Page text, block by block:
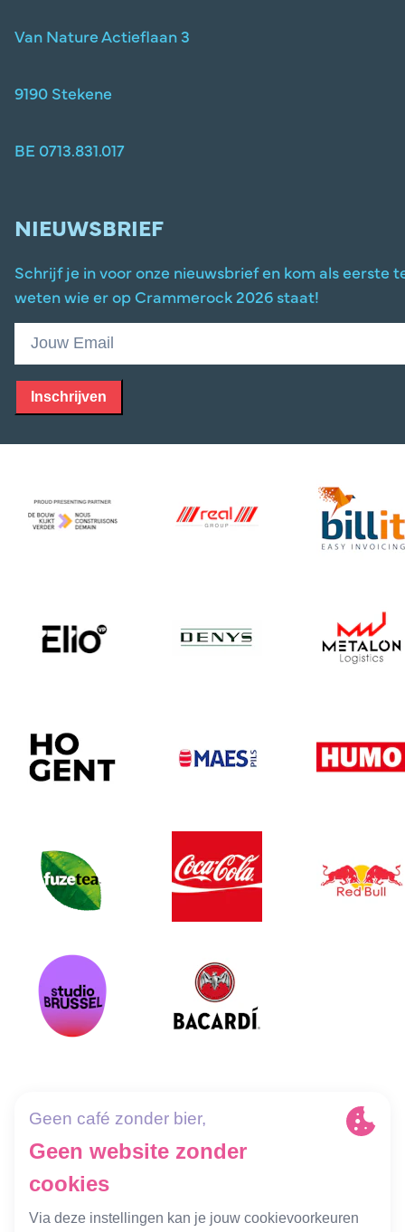
Van Nature Actieflaan 3
9190 Stekene
BE 0713.831.017
NIEUWSBRIEF
Schrijf je in voor onze nieuwsbrief en kom als eerste
weten wie er op Crammerock 2026 staat!
Inschrijven